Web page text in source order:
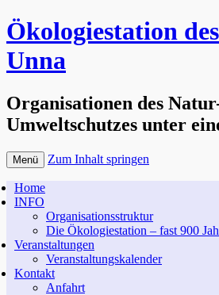
Ökologiestation
Unna
Organisationen des
Umweltschutzes unter
Menü Zum Inhalt springen
Home
INFO
Organisationsstruktur
Die Ökologiestation – fast 900
Veranstaltungen
Veranstaltungskalender
Kontakt
Anfahrt